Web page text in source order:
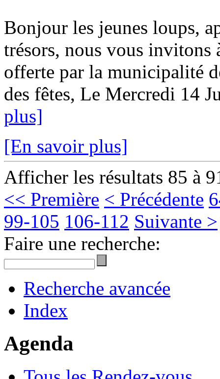
Bonjour les jeunes loups,
trésors, nous vous invitons
offerte par la municipalité
des fêtes, Le Mercredi 14
plus]
[En savoir plus]
Afficher les résultats 85 à
<< Première < Précédente
99-105 106-112 Suivante >
Faire une recherche:
Recherche avancée
Index
Agenda